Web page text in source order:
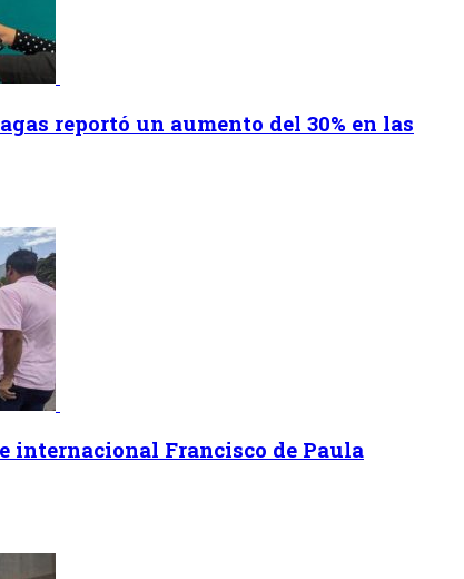
reportó un aumento del 30% en las
internacional Francisco de Paula